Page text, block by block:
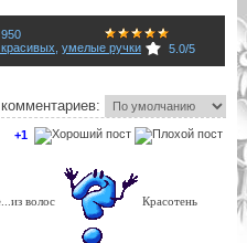
950
умелые ручки 5.0/5
+1
волос Красотень